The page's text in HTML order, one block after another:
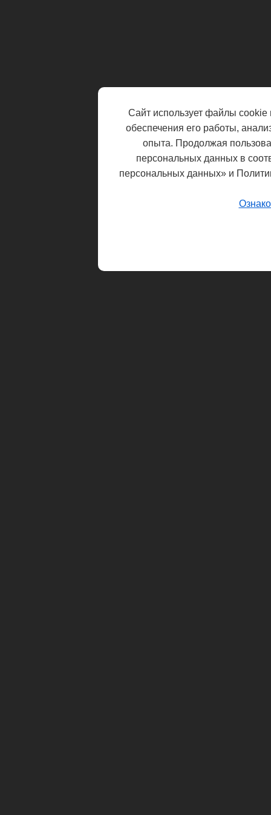
Сайт использует файлы cookie
обеспечения его работы,
опыта. Продолжая
персональных данных в
персональных данных» и